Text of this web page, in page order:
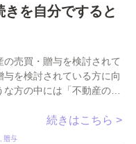
を自分ですると
売買・贈与を検討されて
を検討されている方に向
方の中には「不動産の売
続きはこちら >
贈与